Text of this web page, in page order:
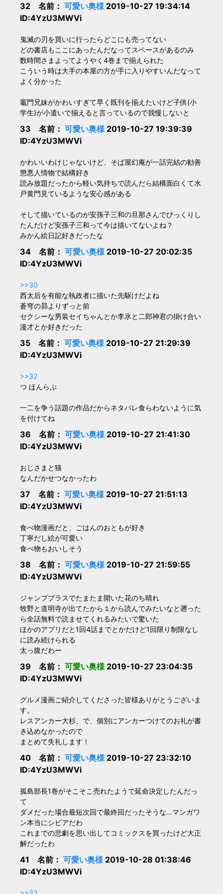
32 名前： 可愛い奥様2019-10-27 19:34:14
ID:4YzU3MWVi
鬼滅の刃を買いに行ったらどこにも売ってない
どの書店もここにあったんだなってスペースがあるのみ
数時間さまよってようやく4巻まで揃えられた
こういう時は大手の本屋の方が手に入りやすいんだなって
よく分かった
竈門兄妹がかわいすぎて早く既刊を揃えたいけど子供(小
学生)が小遣いで揃えると言っているので我慢しないと
33 名前： 可愛い奥様2019-10-27 19:39:39
ID:4YzU3MWVi
かわいいわけじゃないけど、そば屋幻庵が一話完結の勧善
懲悪人情物で結構好き
読み放題だったから軽い気持ちで読んだら結構面白くて水
戸黄門見ているような安心感がある
そして描いているのが安孫子三和の旦那さんでびっくりし
たんだけど安孫子三和って今は描いてないよね？
みかん絵日記好きだったな
34 名前： 可愛い奥様2019-10-27 20:02:35
ID:4YzU3MWVi
>>30
西太后を有能な執政者に描いた先駆けだよね
蒼穹の昴よりずっと前
セクシーな男装セイちゃんとか李氷と二郎神君の掛け合い
漫才とか好きだった
35 名前： 可愛い奥様2019-10-27 21:29:39
ID:4YzU3MWVi
>>32
つ ほんらぶ
一二を争う話題の作品だからネタバレ食らわないように気
を付けてね
36 名前： 可愛い奥様2019-10-27 21:41:30
ID:4YzU3MWVi
おじさまと猫
なんだかせつなかったわ
37 名前： 可愛い奥様2019-10-27 21:51:13
ID:4YzU3MWVi
食べ物漫画だと、ごはんのおともが好き
丁寧だし絵が可愛い
食べ物もおいしそう
38 名前： 可愛い奥様2019-10-27 21:59:55
ID:4YzU3MWVi
ジャンププラスでたまたま開いた花のち晴れ
牧野と道明寺が出てたから１から読んでみたいなと遡った
ら全話無料で読ませてくれるみたいで驚いた
ほかのアプリだと1回4話までとかだけど1回限り制限なし
に読み続けられる
太っ腹だわー
39 名前： 可愛い奥様2019-10-27 23:04:35
ID:4YzU3MWVi
グルメ漫画ご紹介してくださった皆様ありがとうございま
す。
レスアンカー大杉、で、個別にアンカーつけてのお礼が書
き込めなかったので
まとめて失礼します！
40 名前： 可愛い奥様2019-10-27 23:32:10
ID:4YzU3MWVi
孤島部長1巻がそこそこ売れたようで延命決定したんだっ
て
ダメだった場合最短次回で最終回だったそうな…マンガワ
ン本当にシビアだわ
これまでの悲劇を思い出してコミックスを買ったけど大正
解だったわ
41 名前： 可愛い奥様2019-10-28 01:38:46
ID:4YzU3MWVi